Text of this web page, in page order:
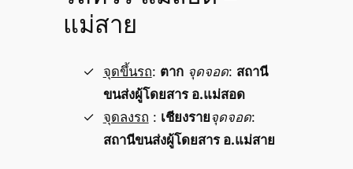
แม่สาย
จุดขึ้นรถ: ตาก จุดจอด: สถานี
ขนส่งผู้โดยสาร อ.แม่สอด
จุดลงรถ : เชียงราย จุดจอด:
สถานีขนส่งผู้โดยสาร อ.แม่สาย